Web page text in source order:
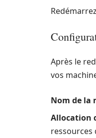
Après le
vos
Nom de la
Allocation
ressources